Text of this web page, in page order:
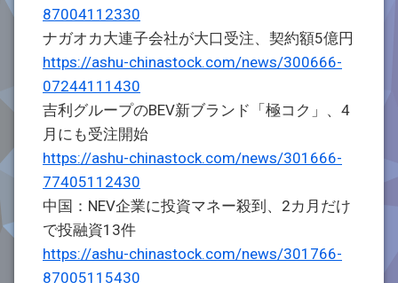
87004112330
ナガオカ大連子会社が大口受注、契約額5億円
https://ashu-chinastock.com/news/300666-
07244111430
吉利グループのBEV新ブランド「極コク」、4
月にも受注開始
https://ashu-chinastock.com/news/301666-
77405112430
中国：NEV企業に投資マネー殺到、2カ月だけ
で投融資13件
https://ashu-chinastock.com/news/301766-
87005115430